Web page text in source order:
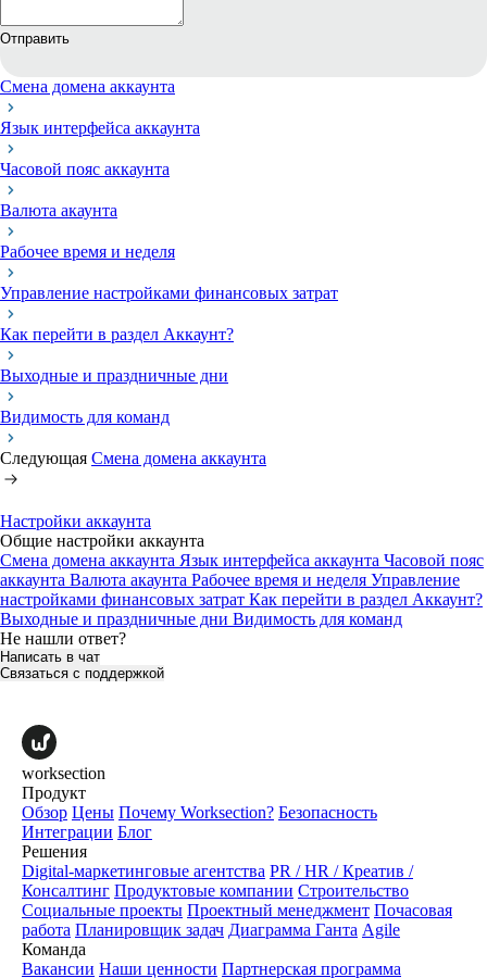
Отправить
Смена домена аккаунта
Язык интерфейса аккаунта
Часовой пояс аккаунта
Валюта акаунта
Рабочее время и неделя
Управление настройками финансовых затрат
Как перейти в раздел Аккаунт?
Выходные и праздничные дни
Видимость для команд
Следующая Смена домена аккаунта
Настройки аккаунта
Общие настройки аккаунта
Смена домена аккаунта Язык интерфейса аккаунта Часовой пояс
аккаунта Валюта акаунта Рабочее время и неделя Управление
настройками финансовых затрат Как перейти в раздел Аккаунт?
Выходные и праздничные дни Видимость для команд
Не нашли ответ?
Написать в чат
Связаться с поддержкой
worksection
Продукт
Обзор Цены Почему Worksection? Безопасность
Интеграции Блог
Решения
Digital-маркетинговые агентства PR / HR / Креатив /
Консалтинг Продуктовые компании Строительство
Социальные проекты Проектный менеджмент Почасовая
работа Планировщик задач Диаграмма Ганта Agile
Команда
Вакансии Наши ценности Партнерская программа